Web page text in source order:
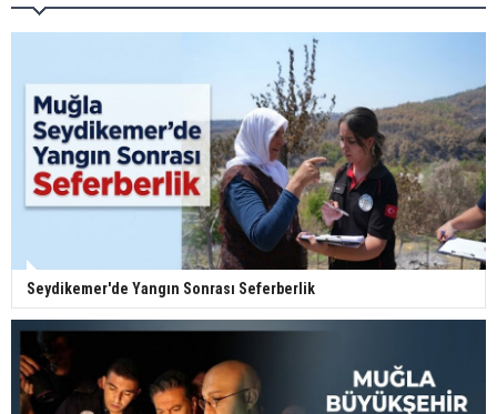
Seydikemer'de Yangın Sonrası Seferberlik